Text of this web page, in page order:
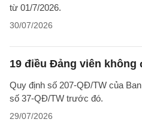
từ 01/7/2026.
30/07/2026
19 điều Đảng viên không
Quy định số 207-QĐ/TW của
số 37-QĐ/TW trước đó.
29/07/2026